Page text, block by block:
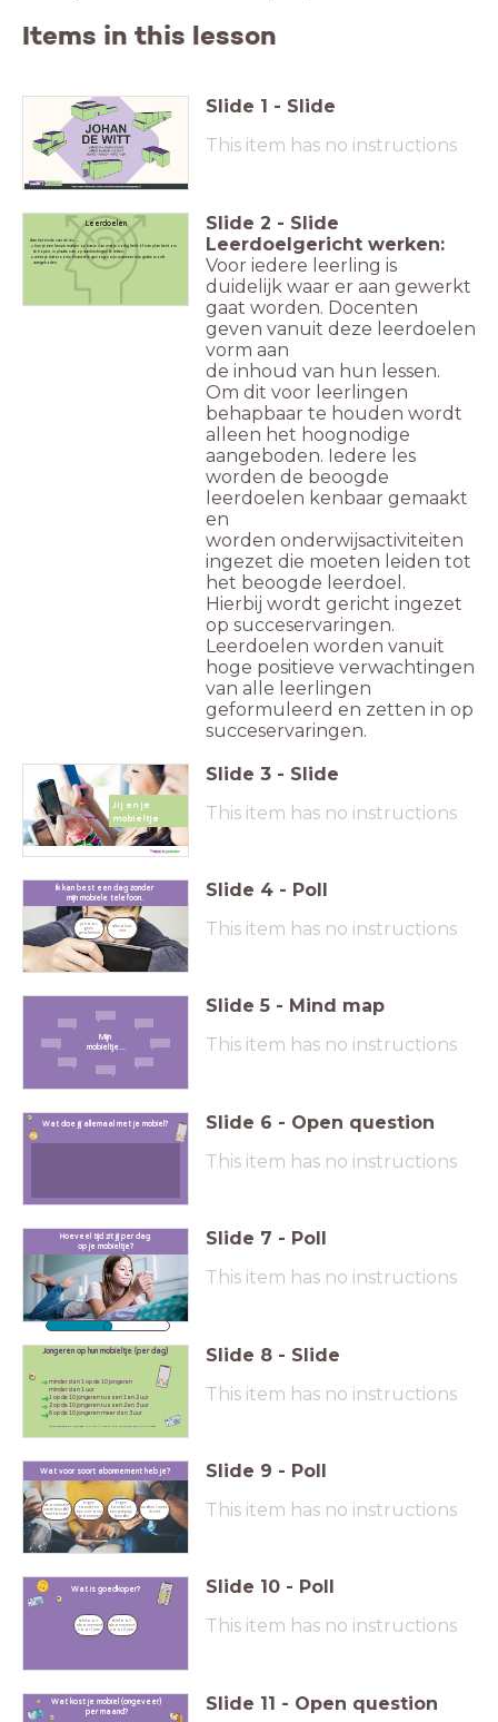
Items in this lesson
Slide 1 - Slide
This item has no instructions
Leerdoelen
Aan het einde van de les ...
kun je een keuze maken op basis van wat je nodig hebt óf van plan bent om
te kopen, in plaats van op aanbiedingen te letten.
weet je dat er soms financiële gevolgen zijn wanneer iets gratis wordt
aangeboden.
Slide 2 - Slide
Leerdoelgericht werken:
Voor iedere leerling is
duidelijk waar er aan gewerkt
gaat worden. Docenten
geven vanuit deze leerdoelen
vorm aan
de inhoud van hun lessen.
Om dit voor leerlingen
behapbaar te houden wordt
alleen het hoognodige
aangeboden. Iedere les
worden de beoogde
leerdoelen kenbaar gemaakt
en
worden onderwijsactiviteiten
ingezet die moeten leiden tot
het beoogde leerdoel.
Hierbij wordt gericht ingezet
op succeservaringen.
Leerdoelen worden vanuit
hoge positieve verwachtingen
van alle leerlingen
geformuleerd en zetten in op
succeservaringen.
Jij en je
mobieltje
Slide 3 - Slide
This item has no instructions
Ik kan best een dag zonder
mijn mobiele telefoon.
ja hoor,
geen
probleem
absoluut
niet
Slide 4 - Poll
This item has no instructions
Mijn
mobieltje...
Slide 5 - Mind map
This item has no instructions
Wat doe jij allemaal met je mobiel? Slide 6 - Open question
This item has no instructions
Hoeveel tijd zit jij per dag
op je mobieltje?
Slide 7 - Poll
This item has no instructions
Jongeren op hun mobieltje (per dag)
minder dan 1 op de 10 jongeren
minder dan 1 uur
1 op de 10 jongeren tussen 1 en 2 uur
2 op de 10 jongeren tussen 2 en 3 uur
6 op de 10 jongeren meer dan 3 uur
(Onderzoek Een Vandaag uit 2017 onder 715 jongeren van 12-24 jaar)
Slide 8 - Slide
This item has no instructions
Wat voor soort abonnement heb je?
abonnement
vaste bundel
met toestel
eigen
toestel en
een sim-only
abonnement
eigen
toestel en
een prepay
bundel
anders / weet
ik niet
Slide 9 - Poll
This item has no instructions
Wat is goedkoper?
telefoon-
abonnement
voor 1 jaar
telefoon-
abonnement
voor 2 jaar
Slide 10 - Poll
This item has no instructions
Wat kost je mobiel (ongeveer)
per maand?
Slide 11 - Open question